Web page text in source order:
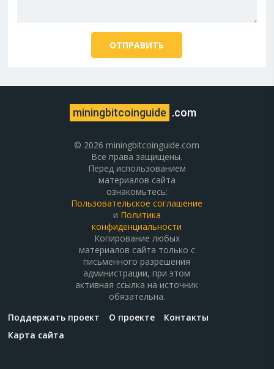
miningbitcoinguide .com
© 2026 miningbitcoinguide.com
Все права защищены.
Перед использованием
материалов сайта
ознакомьтесь:
Пользовательское соглашение
и Политика
конфиденциальности
Копирование любых
материалов сайта только с
письменного разрешения
администрации, при этом
активная ссылка на источник
обязательна.
Поддержать проект
О проекте
Контакты
Карта сайта